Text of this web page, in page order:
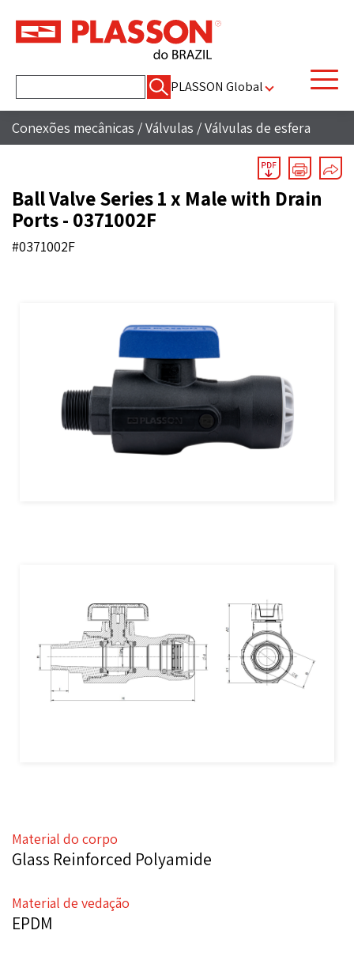
por:
PLASSON Global
Conexões mecânicas /Válvulas /Válvulas de esfera
Ball Valve Series 1 x Male with Drain
Ports - 0371002F
#0371002F
Material do corpo
Glass Reinforced Polyamide
Material de vedação
EPDM